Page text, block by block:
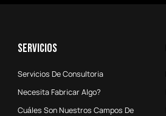
Servicios
Servicios De Consultoria
Necesita Fabricar Algo?
Cuáles Son Nuestros Campos De